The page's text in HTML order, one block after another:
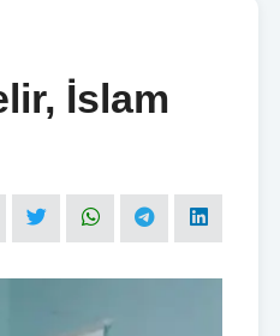
İslam